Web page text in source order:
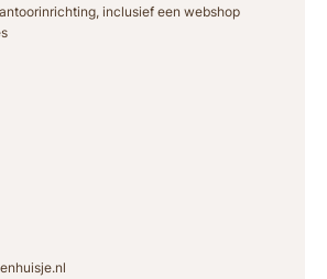
inclusief een webshop